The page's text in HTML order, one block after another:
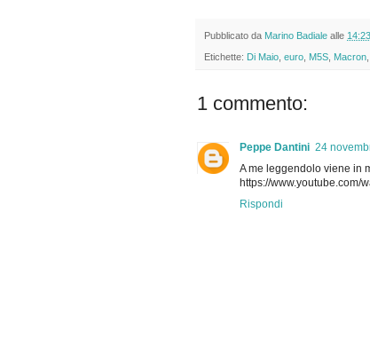
Pubblicato da Marino Badiale alle 14:23
Etichette: Di Maio euro M5S Macron
1 commento:
Peppe Dantini 24
A me leggendolo viene in
https://www.youtube.com/
Rispondi